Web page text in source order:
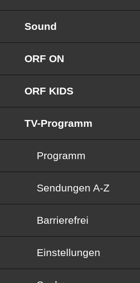
Sound
ORF ON
ORF KIDS
TV-Programm
Programm
Sendungen von A bis Z
Sendungen A-Z
Barrierefrei
Barrierefrei
Einstellungen